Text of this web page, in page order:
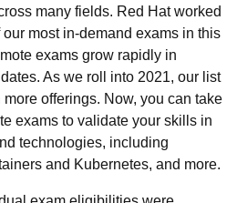
many fields. Red Hat worked
most in-demand exams in this
exams grow rapidly in
As we roll into 2021, our list
offerings. Now, you can take
exams to validate your skills in
technologies, including
and Kubernetes, and more.